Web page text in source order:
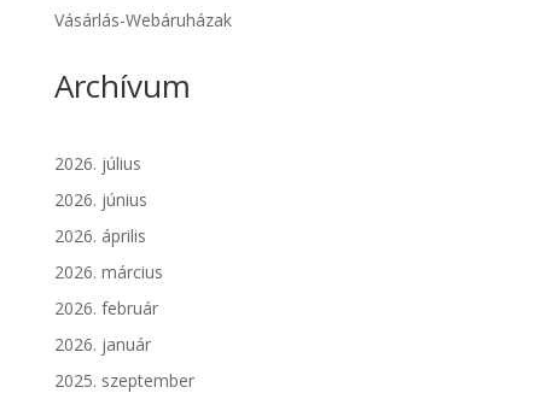
Vásárlás-Webáruházak
Archívum
2026. július
2026. június
2026. április
2026. március
2026. február
2026. január
2025. szeptember